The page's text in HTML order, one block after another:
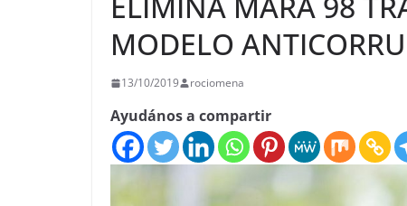
MODELO
13/10/2019 rociomena
Ayudános a compartir